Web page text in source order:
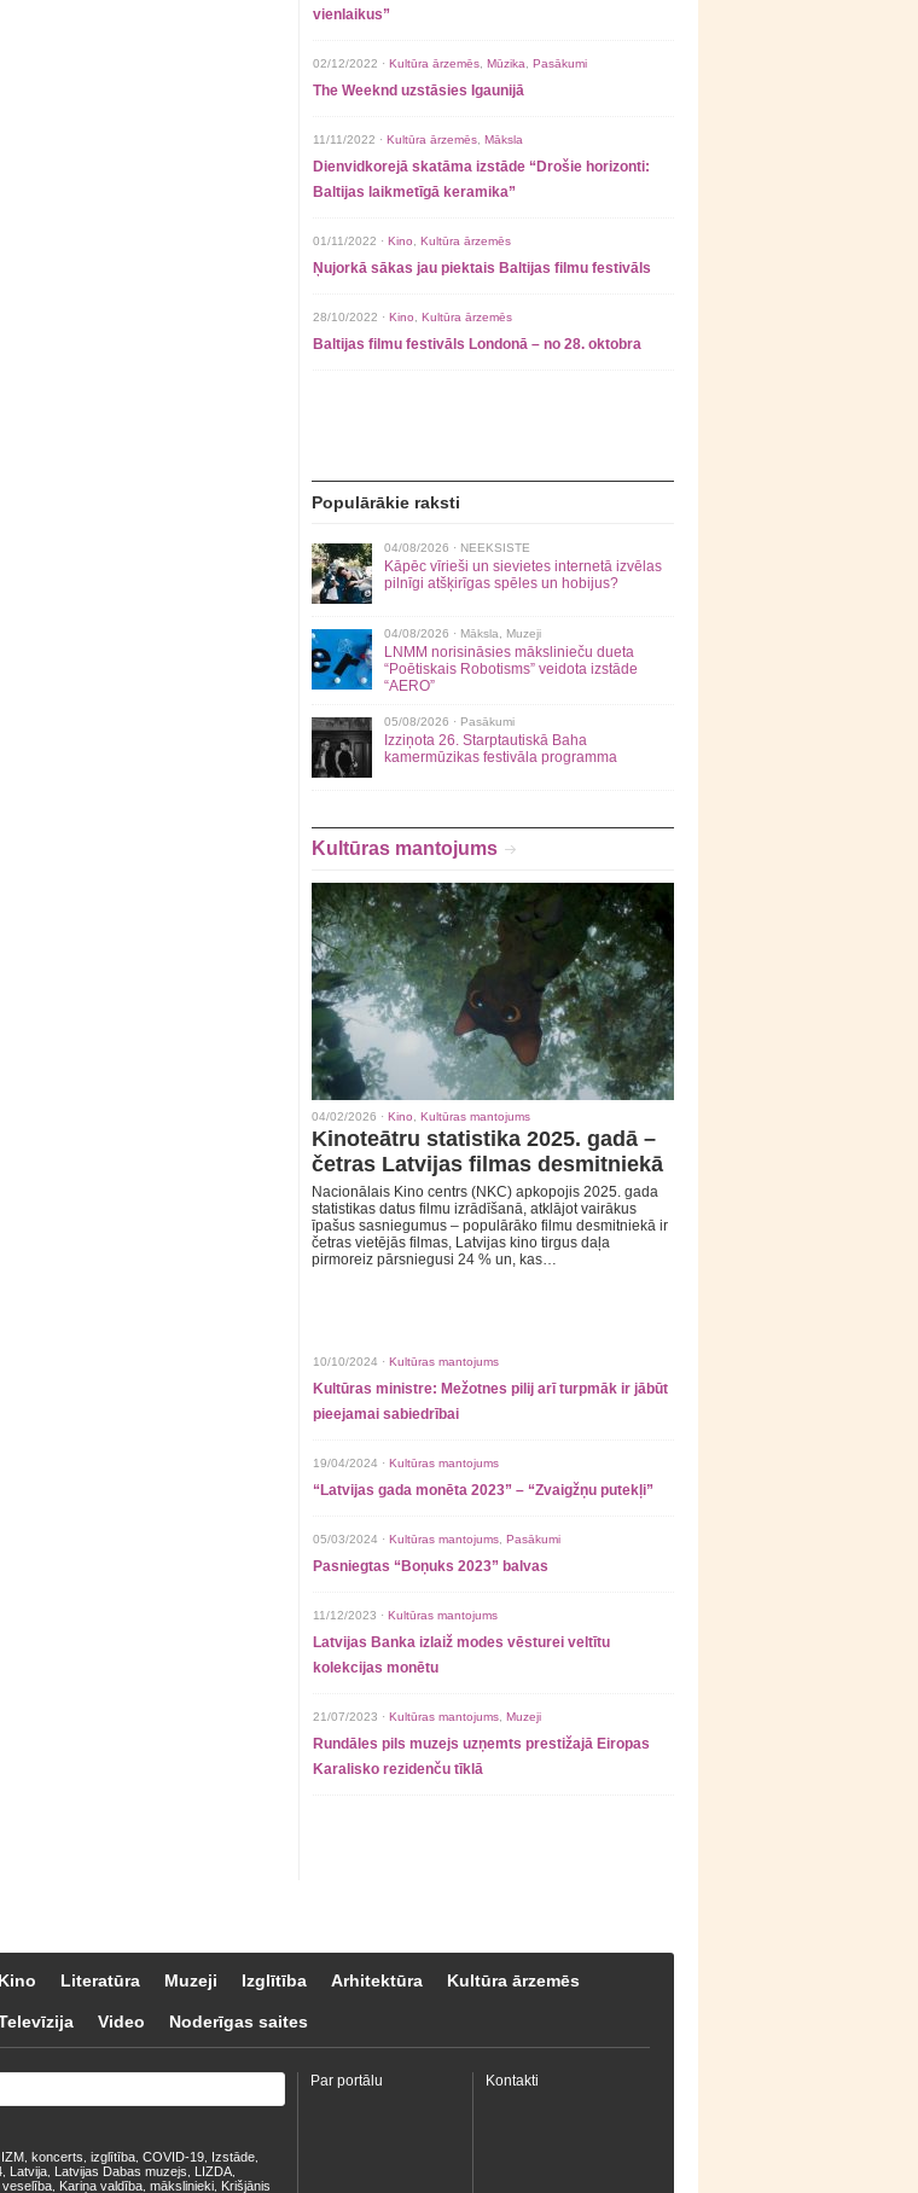
vienlaikus”
02/12/2022 · Kultūra ārzemēs Mūzika Pasākumi
The Weeknd uzstāsies Igaunijā
11/11/2022 · Kultūra ārzemēs Māksla
Dienvidkorejā skatāma izstāde “Drošie horizonti:
Baltijas laikmetīgā keramika”
01/11/2022 · Kino Kultūra ārzemēs
Ņujorkā sākas jau piektais Baltijas filmu festivāls
28/10/2022 · Kino Kultūra ārzemēs
Baltijas filmu festivāls Londonā – no 28. oktobra
Populārākie raksti
04/08/2026 · NEEKSISTE
Kāpēc vīrieši un sievietes internetā izvēlas
pilnīgi atšķirīgas spēles un hobijus?
04/08/2026 · Māksla Muzeji
LNMM norisināsies mākslinieču dueta
“Poētiskais Robotisms” veidota izstāde
“AERO”
05/08/2026 · Pasākumi
Izziņota 26. Starptautiskā Baha
kamermūzikas festivāla programma
Kultūras mantojums
04/02/2026 · Kino Kultūras mantojums
Kinoteātru statistika 2025. gadā –
četras Latvijas filmas desmitniekā
Nacionālais Kino centrs (NKC) apkopojis 2025. gada
statistikas datus filmu izrādīšanā, atklājot vairākus
īpašus sasniegumus – populārāko filmu desmitniekā ir
četras vietējās filmas, Latvijas kino tirgus daļa
pirmoreiz pārsniegusi 24 % un, kas…
10/10/2024 · Kultūras mantojums
Kultūras ministre: Mežotnes pilij arī turpmāk ir jābūt
pieejamai sabiedrībai
19/04/2024 · Kultūras mantojums
“Latvijas gada monēta 2023” – “Zvaigžņu putekļi”
05/03/2024 · Kultūras mantojums Pasākumi
Pasniegtas “Boņuks 2023” balvas
11/12/2023 · Kultūras mantojums
Latvijas Banka izlaiž modes vēsturei veltītu
kolekcijas monētu
21/07/2023 · Kultūras mantojums Muzeji
Rundāles pils muzejs uzņemts prestižajā Eiropas
Karalisko rezidenču tīklā
Kino Literatūra Muzeji Izglītība Arhitektūra Kultūra ārzemēs
Video Noderīgas saites
IZM koncerts izglītība COVID-19 Izstāde
Latvija Latvijas Dabas muzejs LIZDA
veselība Kariņa valdība mākslinieki Krišjānis
Par portālu Kontakti